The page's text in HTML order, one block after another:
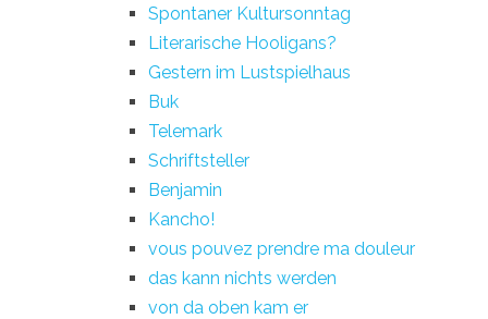
Spontaner Kultursonntag
Literarische Hooligans?
Gestern im Lustspielhaus
Buk
Telemark
Schriftsteller
Benjamin
Kancho!
vous pouvez prendre ma douleur
das kann nichts werden
von da oben kam er